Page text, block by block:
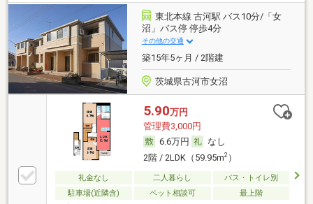
東北本線 古河駅 バス10分/「女
沼」バス停 停歩4分
その他の交通
築15年5ヶ月 / 2階建
茨城県古河市女沼
5.90万円
管理費3,000円
6.6万円
なし
2階 / 2LDK（59.95m2）
礼金なし 二人暮らし
バス・トイレ別
駐車場(近隣含)
ペット相談可 最上階